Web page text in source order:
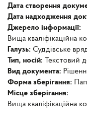
Дата створення
Дата надходження
Джерело інформації:
Вища кваліфікаційна
Галузь: Суддівське
Тип, носій:
Текстовий
Вид документа:
Форма зберігання:
Місце зберігання:
Вища кваліфікаційна